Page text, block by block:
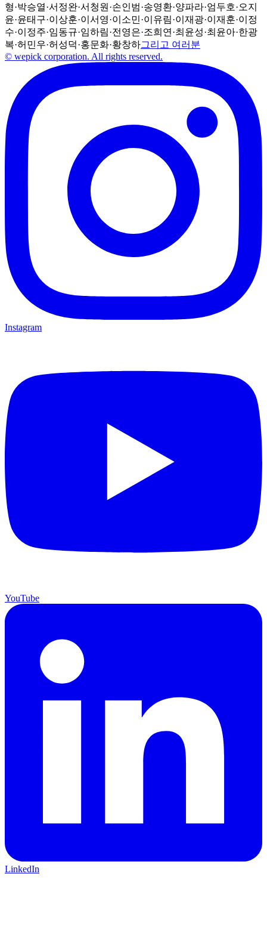
형·박승열·서정완·서청원 ·손인범·송영환·양파라·엄두호·오지
윤·윤태구·이상훈·이서영·이소민·이유림·이재광·이재훈·이정
수·이정주·임동규·임하림·전영은·조희연 ·최윤성·최윤아·한광
복·허민우·허성덕·홍문화·황창하그리고 여러분
© wepick corporation. All rights reserved.
Instagram
YouTube
LinkedIn